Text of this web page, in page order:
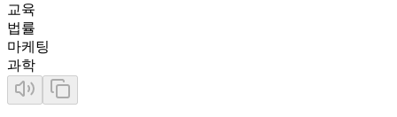
교육
법률
마케팅
과학